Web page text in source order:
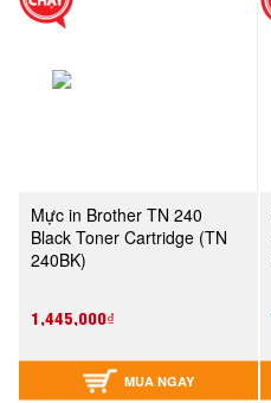
Mực in Brother TN 240
Black Toner Cartridge (TN
240BK)
1,445,000₫
MUA NGAY